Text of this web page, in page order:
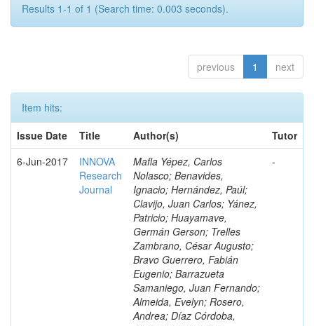
Results 1-1 of 1 (Search time: 0.003 seconds).
previous 1 next
Item hits:
Issue Date
Title Author(s)
Tutor
6-Jun-2017
INNOVA
Research
Journal
Mafla Yépez, Carlos
Nolasco; Benavides,
Ignacio; Hernández, Paúl;
Clavijo, Juan Carlos; Yánez,
Patricio; Huayamave,
Germán Gerson; Trelles
Zambrano, César Augusto;
Bravo Guerrero, Fabián
Eugenio; Barrazueta
Samaniego, Juan Fernando;
Almeida, Evelyn; Rosero,
Andrea; Díaz Córdoba,
-